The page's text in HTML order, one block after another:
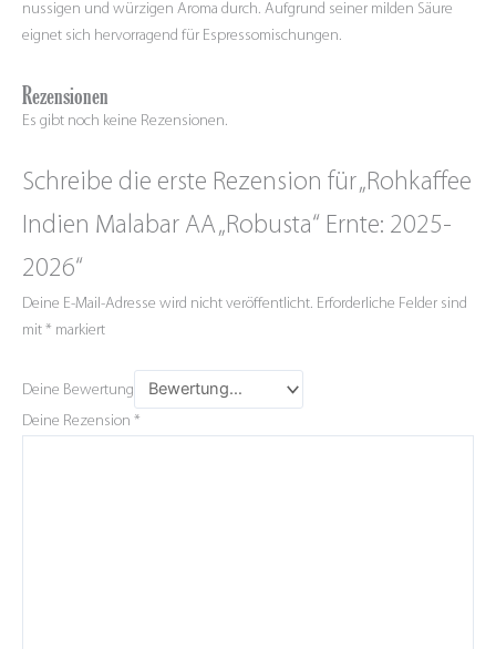
nussigen und würzigen Aroma durch. Aufgrund seiner milden Säure
eignet sich hervorragend für Espressomischungen.
Rezensionen
Es gibt noch keine Rezensionen.
Schreibe die erste Rezension für „Rohkaffee
Indien Malabar AA „Robusta“ Ernte: 2025-
2026“
Deine E-Mail-Adresse wird nicht veröffentlicht. Erforderliche Felder sind
mit * markiert
Deine Bewertung
Deine Rezension *